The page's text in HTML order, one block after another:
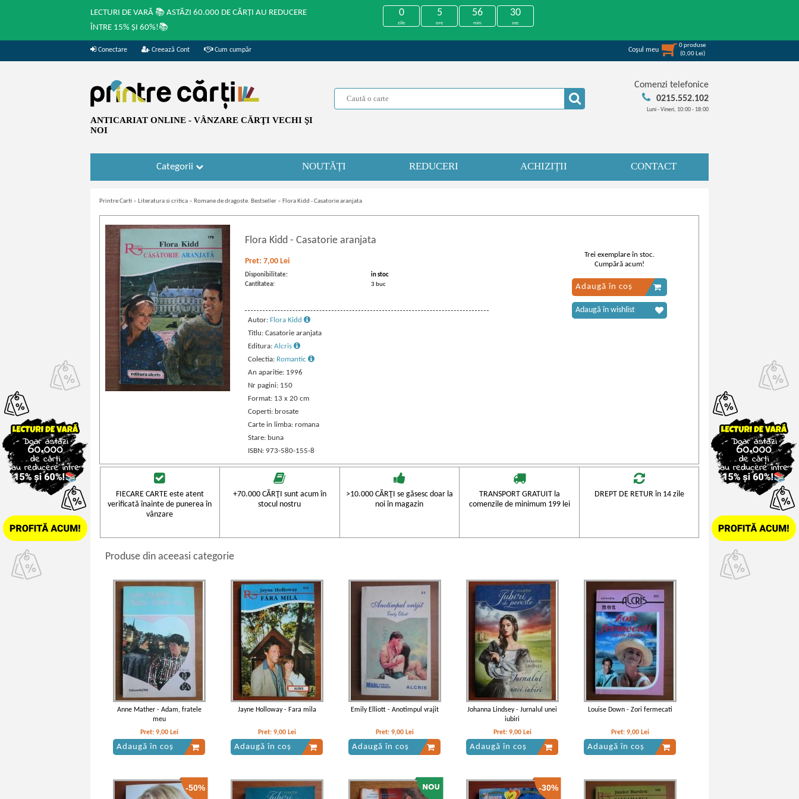
LECTURI DE VARĂ 📚 ASTĂZI 60.000 DE CĂRȚI AU REDUCERE
ÎNTRE 15% ȘI 60%!📚
0
zile
5
ore
56
min
30
sec
Conectare Creează Cont Cum cumpăr Coşul meu
0produse
(0,00 Lei)
ANTICARIAT ONLINE - VÂNZARE CĂRŢI VECHI ŞI
NOI
Comenzi telefonice
0215.552.102
Luni - Vineri, 10:00 - 18:00
Categorii NOUTĂȚI REDUCERI ACHIZIȚII CONTACT
Printre Carti » Literatura si critica » Romane de dragoste. Bestseller » Flora Kidd - Casatorie aranjata
Flora Kidd - Casatorie aranjata
Pret: 7,00 Lei
Disponibilitate:
in stoc
Cantitatea:
3 buc
Autor: Flora Kidd
Titlu: Casatorie aranjata
Editura: Alcris
Colectia: Romantic
An aparitie: 1996
Nr pagini: 150
Format: 13 x 20 cm
Coperti: brosate
Carte in limba: romana
Stare: buna
ISBN: 973-580-155-8
Trei exemplare în stoc.
Cumpără acum!
Adaugă în coș
Adaugă în wishlist
FIECARE CARTE este atent
verificată înainte de punerea în
vânzare
+70.000 CĂRŢI sunt acum în
stocul nostru
>10.000 CĂRŢI se găsesc doar la
noi în magazin
TRANSPORT GRATUIT la
comenzile de minimum 199 lei
DREPT DE RETUR în 14 zile
Produse din aceeasi categorie
Anne Mather - Adam, fratele
meu
Pret: 9,00 Lei
Adaugă în coș
Jayne Holloway - Fara mila
Pret: 9,00 Lei
Adaugă în coș
Emily Elliott - Anotimpul vrajit
Pret: 9,00 Lei
Adaugă în coș
Johanna Lindsey - Jurnalul unei
iubiri
Pret: 9,00 Lei
Adaugă în coș
Louise Down - Zori fermecati
Pret: 9,00 Lei
Adaugă în coș
-50% -30%